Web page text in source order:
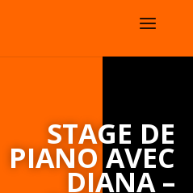
STAGE DE
PIANO AVEC
DIANA –